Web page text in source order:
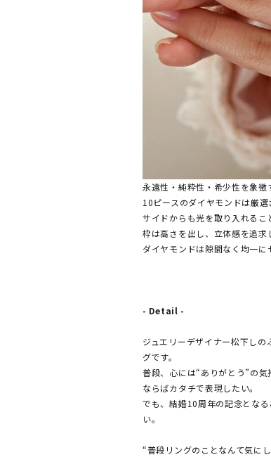
永遠性・純粋性・希少性を象徴
10ピースのダイヤモンドは厳選
サイドからも光を取り入れるこ
枠は高さを出し、立体感を追求
ダイヤモンドは隙間なく均一に
- Detail -
ジュエリーデザイナー松下し
グです。
普段、心には“ありがとう”の気
ならばカタチで表現したい。
でも、結婚10周年の記念とな
い。
“普段リングのことなんて気に